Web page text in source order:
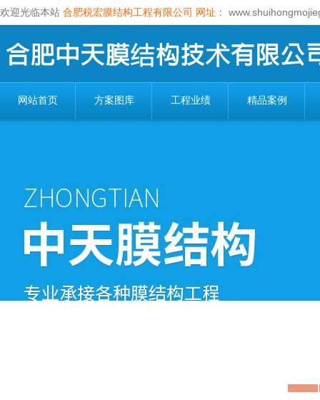
欢迎光临本站 合肥税宏膜结构工程有限公司 网址：
网站首页 方案图库 工程业绩 精品案例